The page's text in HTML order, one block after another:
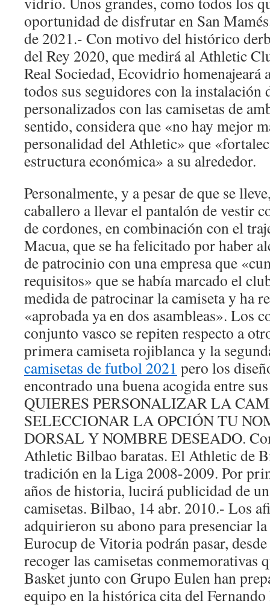
oportunidad de disfrutar en San
de 2021.- Con motivo del histórico
del Rey 2020, que medirá al Athletic
Real Sociedad, Ecovidrio homenajeará
todos sus seguidores con la instalación
personalizados con las camisetas de
sentido, considera que «no hay mejor
personalidad del Athletic» que
estructura económica» a su alrededor.
Personalmente, y a pesar de que se
caballero a llevar el pantalón de vestir
de cordones, en combinación con el
Macua, que se ha felicitado por haber
de patrocinio con una empresa que
requisitos» que se había marcado el
medida de patrocinar la camiseta y ha
«aprobada ya en dos asambleas». Los
conjunto vasco se repiten respecto a
primera camiseta rojiblanca y la
camisetas de futbol 2021 pero los
encontrado una buena acogida entre
QUIERES PERSONALIZAR LA
SELECCIONAR LA OPCIÓN TU
DORSAL Y NOMBRE DESEADO.
Athletic Bilbao baratas. El Athletic de
tradición en la Liga 2008-2009. Por
años de historia, lucirá publicidad de
camisetas. Bilbao, 14 abr. 2010.- Los
adquirieron su abono para presenciar
Eurocup de Vitoria podrán pasar, desde
recoger las camisetas conmemorativas
Basket junto con Grupo Eulen han
equipo en la histórica cita del Fernando